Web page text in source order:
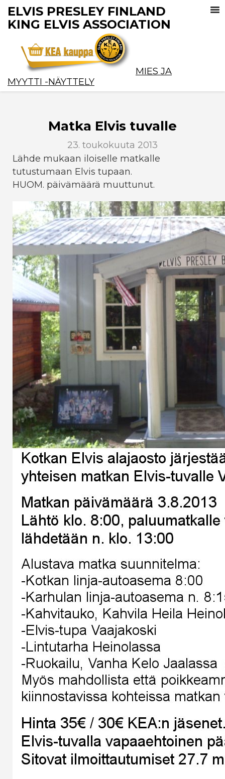
ELVIS PRESLEY FINLAND
KING ELVIS ASSOCIATION
MIES JA
MYYTTI -NÄYTTELY
Matka Elvis tuvalle
23. toukokuuta 2013
Lähde mukaan iloiselle matkalle
tutustumaan Elvis tupaan.
HUOM. päivämäärä muuttunut.